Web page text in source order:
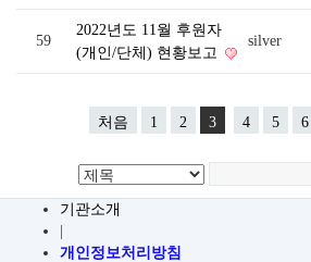
59
2022년도 11월 후원자
(개인/단체) 현황보고
silver
처음 1 2 3 4 5 6
기관소개
개인정보처리방침